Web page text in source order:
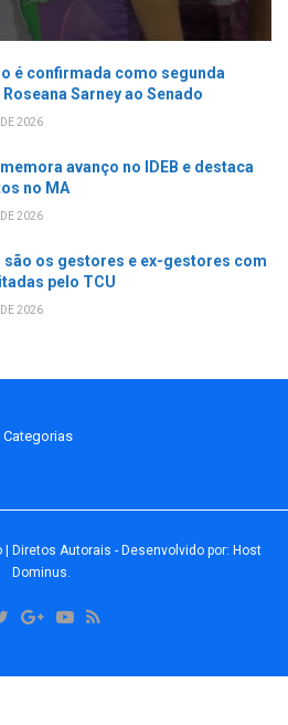
é confirmada como segunda
Sarney ao Senado
2026
avanço no IDEB e destaca
no MA
2026
são os gestores e ex-gestores com
pelo TCU
2026
Categorias
| Diretos Autorais - Desenvolvido por: Host
Dominus